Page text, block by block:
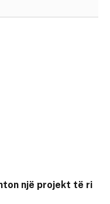
një projekt të ri